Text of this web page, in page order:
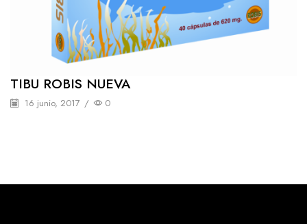
TIBU ROBIS NUEVA
16 junio, 2017 / 0